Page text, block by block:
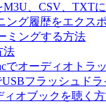
M3U、CSV、TXT
ング履歴をエクス
ミングする方法
法
でオーディオト
USBフラッシュド
ィオブックを聴く